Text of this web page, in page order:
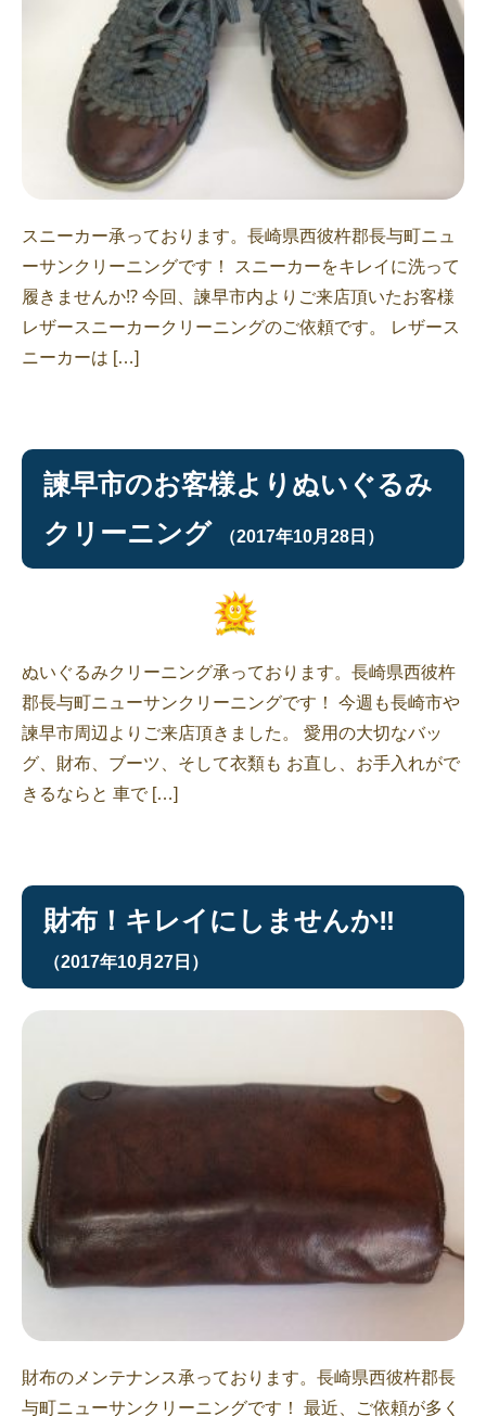
スニーカー承っております。長崎県西彼杵郡長与町ニュ
ーサンクリーニングです！ スニーカーをキレイに洗って
履きませんか⁉︎ 今回、諫早市内よりご来店頂いたお客様
レザースニーカークリーニングのご依頼です。 レザース
ニーカーは […]
諫早市のお客様よりぬいぐるみ
クリーニング
（2017年10月28日）
ぬいぐるみクリーニング承っております。長崎県西彼杵
郡長与町ニューサンクリーニングです！ 今週も長崎市や
諫早市周辺よりご来店頂きました。 愛用の大切なバッ
グ、財布、ブーツ、そして衣類も お直し、お手入れがで
きるならと 車で […]
財布！キレイにしませんか‼︎
（2017年10月27日）
財布のメンテナンス承っております。長崎県西彼杵郡長
与町ニューサンクリーニングです！ 最近、ご依頼が多く